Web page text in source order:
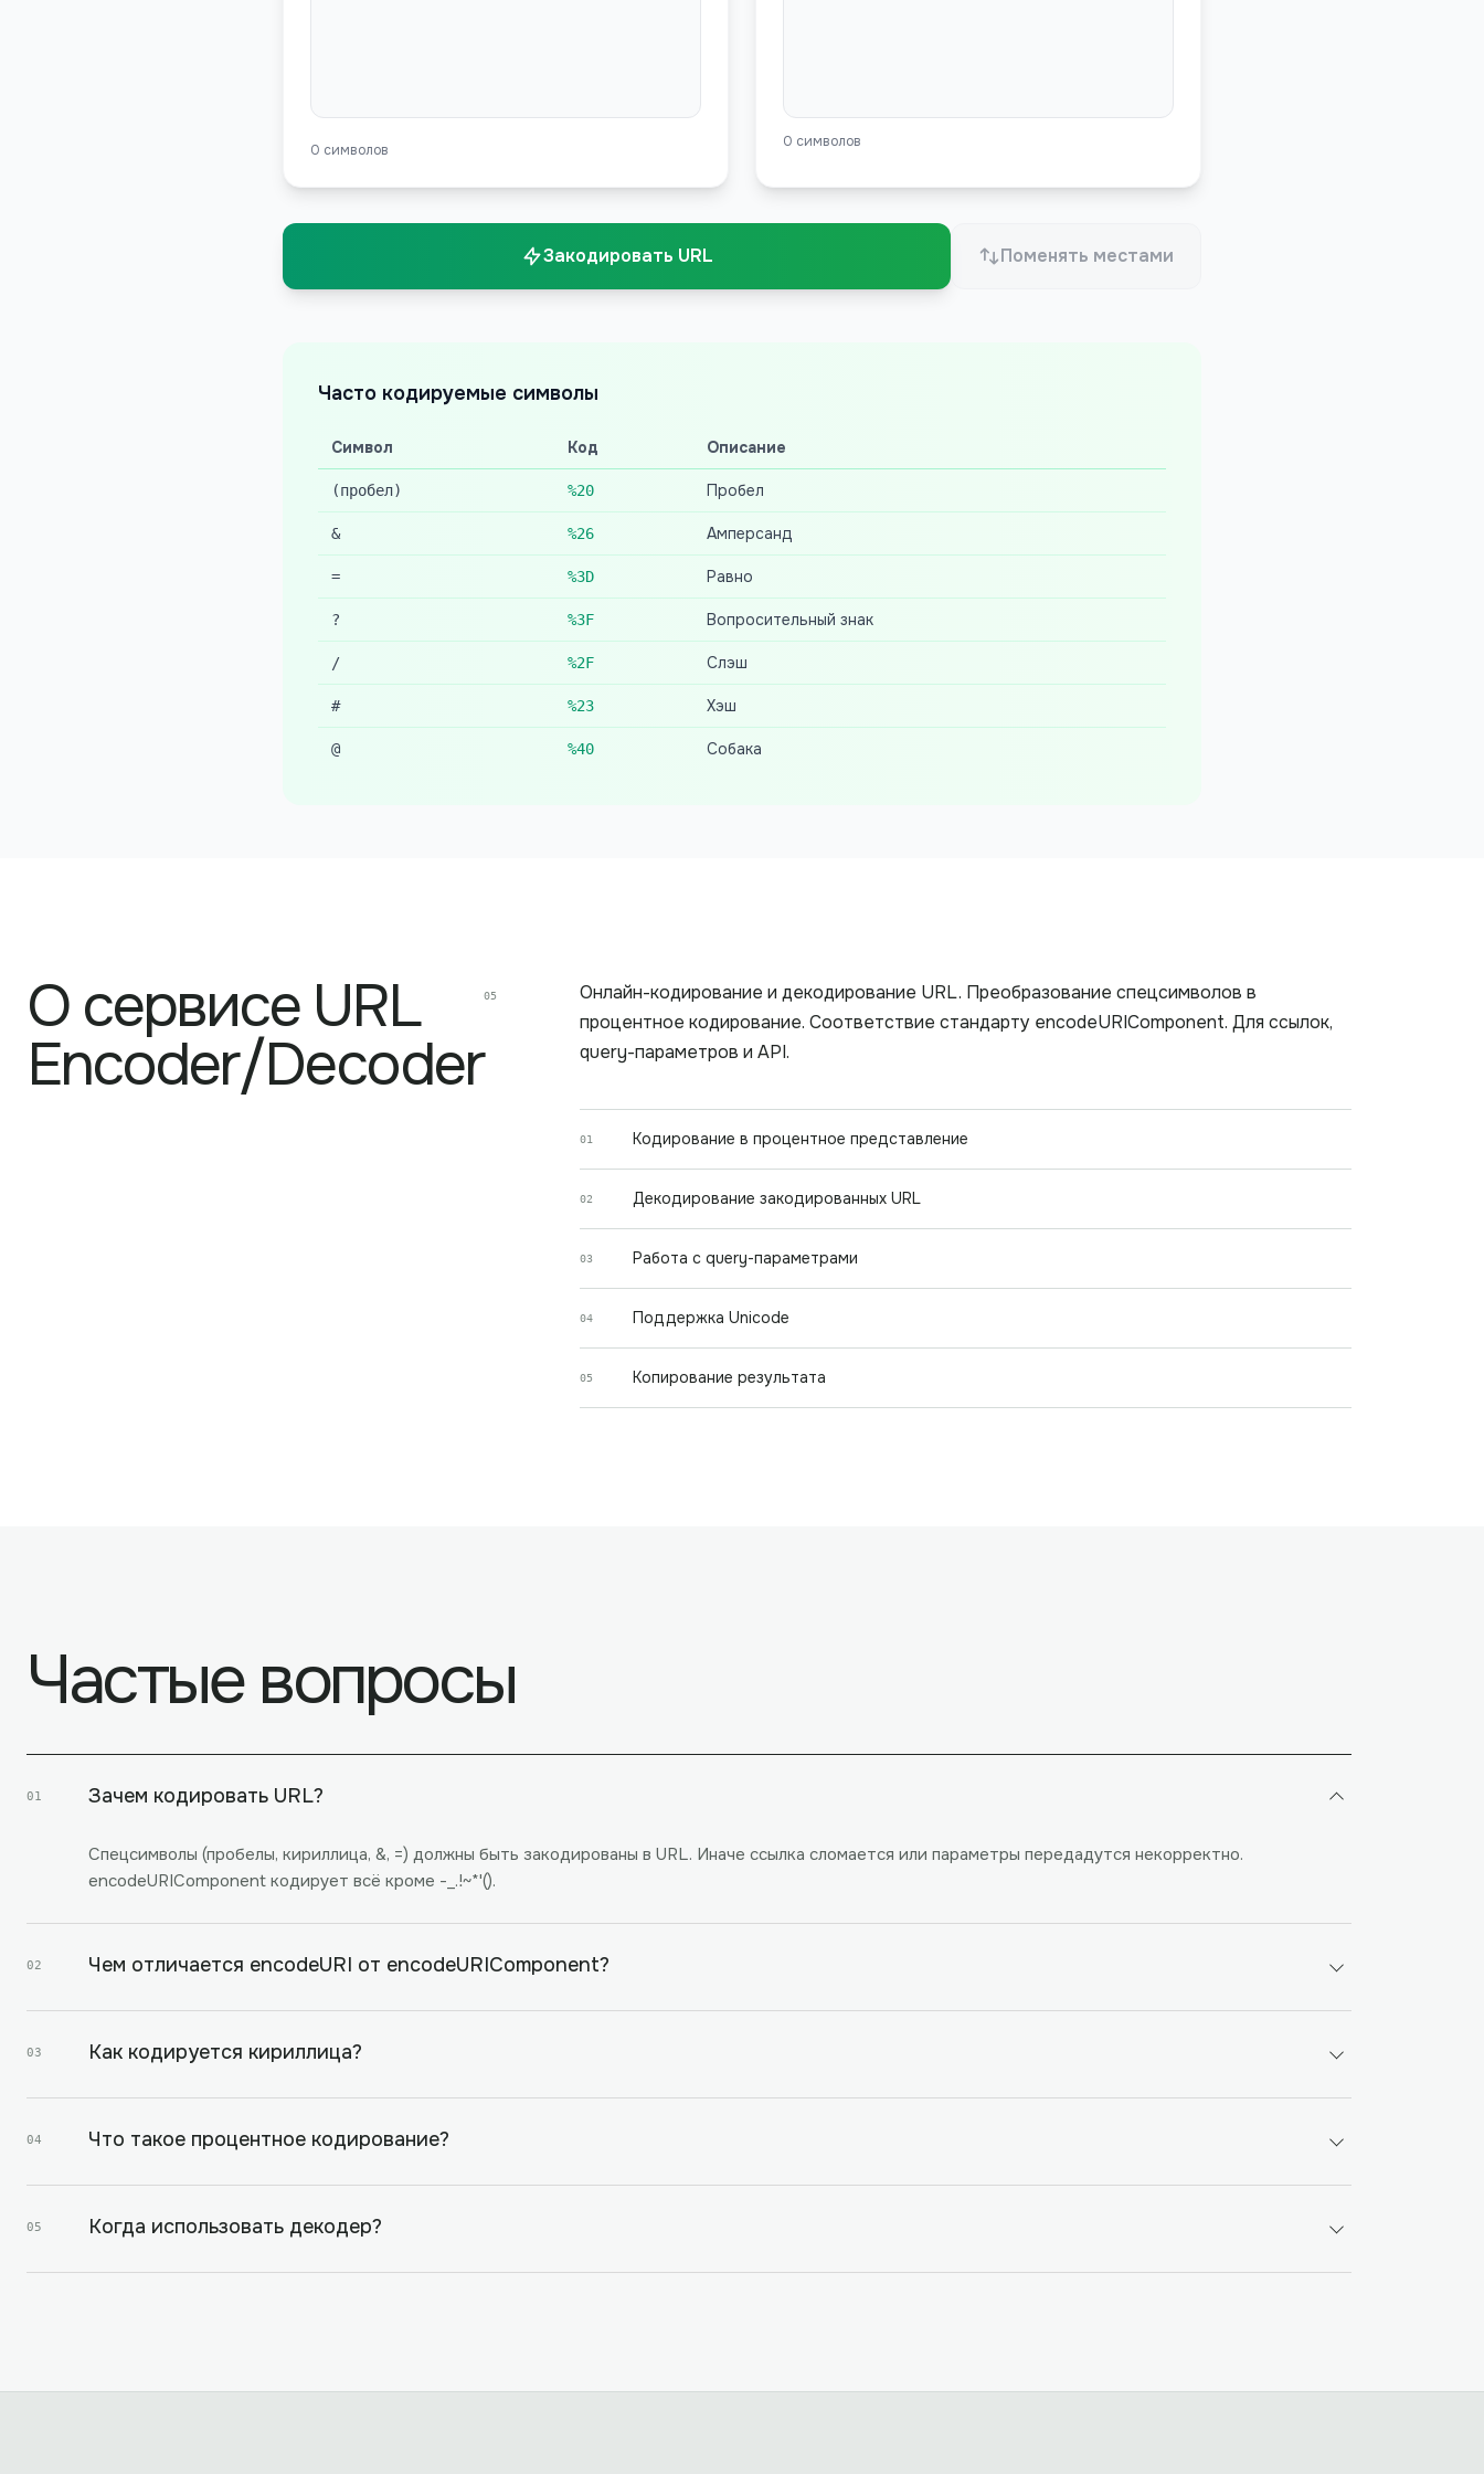
0 символов 0 символов
Закодировать URL Поменять местами
Часто кодируемые символы
Символ Код Описание
(пробел) %20 Пробел
& %26 Амперсанд
= %3D Равно
? %3F Вопросительный знак
/ %2F Слэш
# %23 Хэш
@ %40 Собака
О сервисе URL
Encoder/Decoder
05
Онлайн-кодирование и декодирование URL. Преобразование спецсимволов в
процентное кодирование. Соответствие стандарту encodeURIComponent. Для ссылок,
query-параметров и API.
01 Кодирование в процентное представление
02 Декодирование закодированных URL
03 Работа с query-параметрами
04 Поддержка Unicode
05 Копирование результата
Частые вопросы
01 Зачем кодировать URL?
Спецсимволы (пробелы, кириллица, &, =) должны быть закодированы в URL. Иначе ссылка сломается или параметры передадутся некорректно.
encodeURIComponent кодирует всё кроме -_.!~*'().
02 Чем отличается encodeURI от encodeURIComponent?
03 Как кодируется кириллица?
04 Что такое процентное кодирование?
05 Когда использовать декодер?